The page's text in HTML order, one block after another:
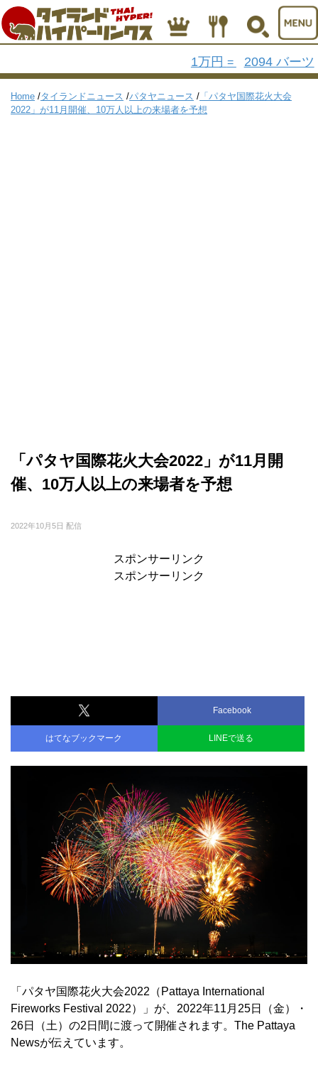
1万円 = 2094 バーツ
Home /タイランドニュース /パタヤニュース / 「パタヤ国際花火大会
2022」が11月開催、10万人以上の来場者を予想
「パタヤ国際花火大会2022」が11月開
催、10万人以上の来場者を予想
2022年10月5日 配信
スポンサーリンク
スポンサーリンク
Facebook
はてなブックマーク LINEで送る
「パタヤ国際花火大会2022（Pattaya International
Fireworks Festival 2022）」が、2022年11月25日（金）・
26日（土）の2日間に渡って開催されます。The Pattaya
Newsが伝えています。